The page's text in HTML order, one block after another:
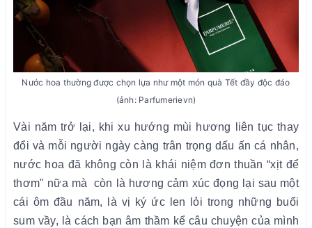
Nước hoa thường được chọn lựa như một món quà Tết đầy độc đáo
(ảnh: Parfumerievn)
Vài năm trở lại, khi xu hướng mùi hương liên tục thay
đổi và mỗi người ngày càng trân trọng dấu ấn cá nhân,
nước hoa đã không còn là khái niệm đơn thuần “xịt để
thơm" nữa mà còn là hương cảm xúc đọng lại sau một
cái ôm đầu năm, là vị ký ức len lỏi trong những buổi
sum vầy, là cách bạn âm thầm kể câu chuyện của mình